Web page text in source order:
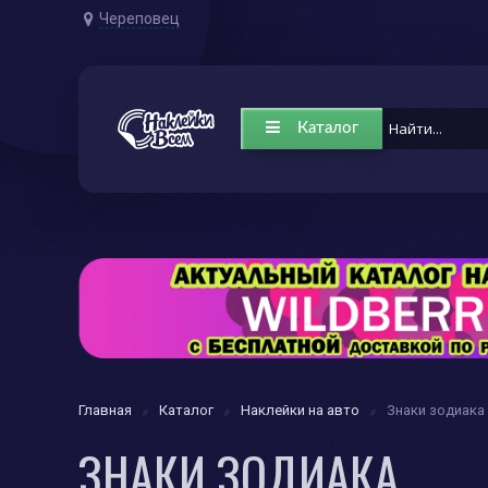
Череповец
Каталог
Главная Каталог Наклейки на авто Знаки зодиака